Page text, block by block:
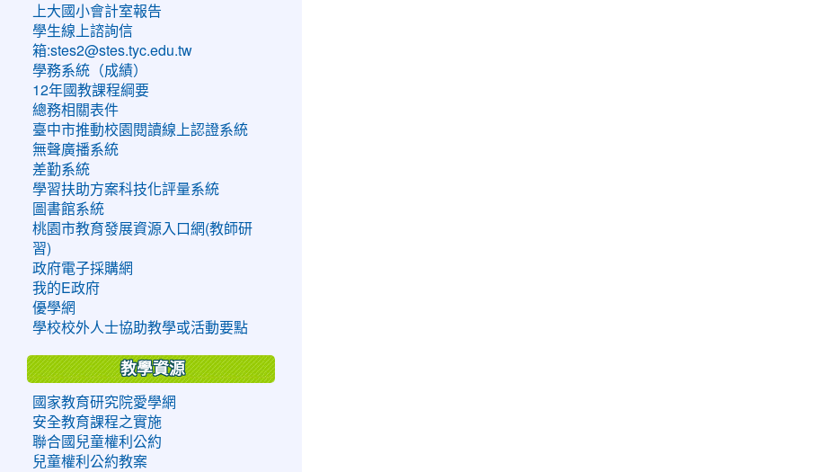
上大國小會計室報告
學生線上諮詢信
箱:stes2@stes.tyc.edu.tw
學務系統（成績）
12年國教課程綱要
總務相關表件
臺中市推動校園閱讀線上認證系統
無聲廣播系統
差勤系統
學習扶助方案科技化評量系統
圖書館系統
桃園市教育發展資源入口網(教師研
習)
政府電子採購網
我的E政府
優學網
學校校外人士協助教學或活動要點
教學資源
國家教育研究院愛學網
安全教育課程之實施
聯合國兒童權利公約
兒童權利公約教案